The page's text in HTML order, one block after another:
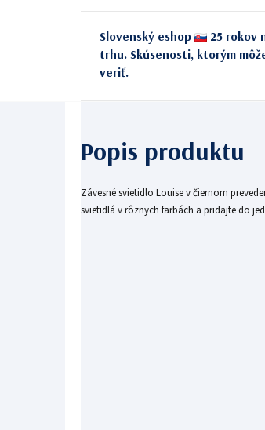
Slovenský eshop
25 rokov
trhu. Skúsenosti, ktorým
veriť.
Závesné svietidlo Louise v čiernom
svietidlá v rôznych farbách a pridajte do